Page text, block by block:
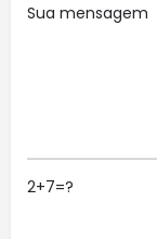
Sua mensagem
2+7=?